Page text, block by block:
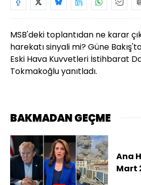
MSB'deki toplantıdan ne karar
harekatı sinyali mi? Güne
Eski Hava Kuvvetleri İstihbarat
Tokmakoğlu yanıtladı.
BAKMADAN GEÇME
Ana
Mart